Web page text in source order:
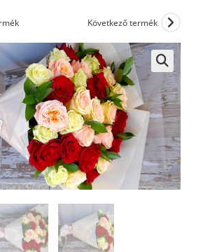
Következő termék